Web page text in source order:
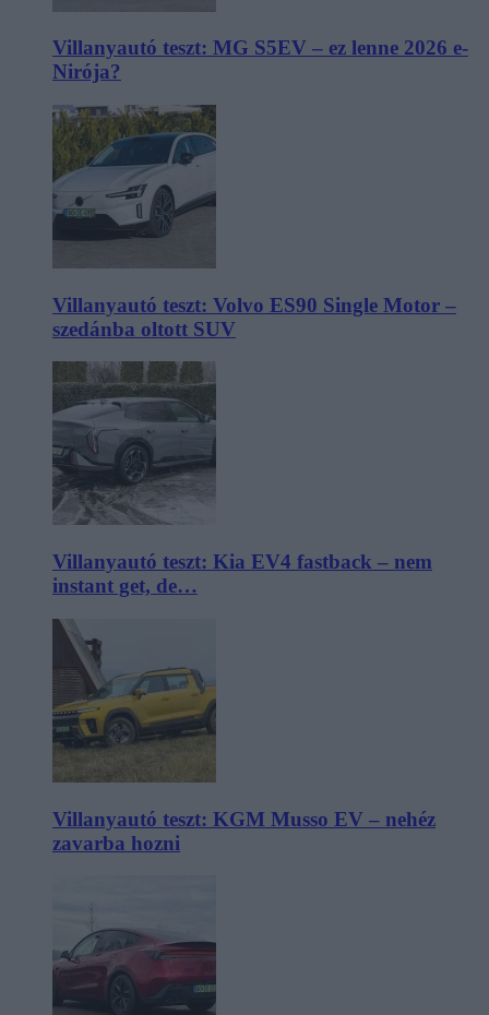
Villanyautó teszt: MG S5EV – ez lenne 2026 e-
Nirója?
Villanyautó teszt: Volvo ES90 Single Motor –
szedánba oltott SUV
Villanyautó teszt: Kia EV4 fastback – nem
instant get, de…
Villanyautó teszt: KGM Musso EV – nehéz
zavarba hozni